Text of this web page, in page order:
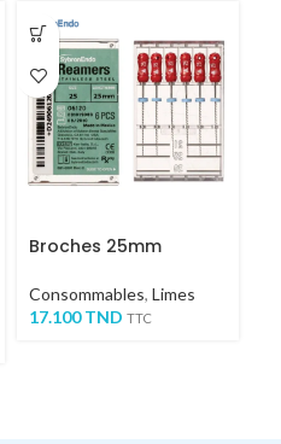
Broches 25mm
Consommables, Limes
17.100TND TTC